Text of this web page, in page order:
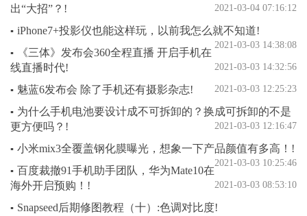
出“大招”？!
2021-03-04 07:16:12
▪ iPhone7+投影仪也能这样玩，以前我怎么就不知道!
2021-03-03 14:38:08
▪
《三体》发布会360全程直播 开启手机在
线直播时代!
2021-03-03 14:32:56
▪ 魅蓝6发布会 除了手机还有摄影杂志! 2021-03-03 12:25:23
▪ 为什么手机电池要设计成不可拆卸的？换成可拆卸的不是
更方便吗？!
2021-03-03 12:16:47
▪ 小米mix3全覆盖钢化膜曝光，想象一下产品颜值有多高！!
2021-03-03 10:25:46
▪ 百度裁撤91手机助手团队，华为Mate10在
海外开启预购！!
2021-03-03 08:53:10
▪ Snapseed后期修图教程（十）:色调对比度!